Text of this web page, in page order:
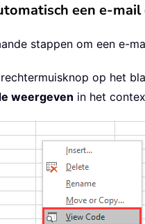
een e-
stappen om een e-
rechtermuisknop op het
weergeven in het